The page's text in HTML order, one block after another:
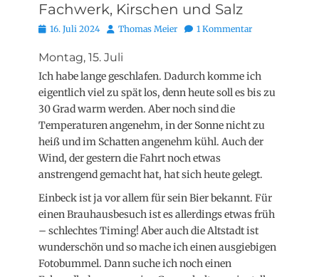
Fachwerk, Kirschen und Salz
Posted
16. Juli 2024 AutorThomas Meier 1 Kommentar
Montag, 15. Juli
Ich habe lange geschlafen. Dadurch komme ich
eigentlich viel zu spät los, denn heute soll es bis zu
30 Grad warm werden. Aber noch sind die
Temperaturen angenehm, in der Sonne nicht zu
heiß und im Schatten angenehm kühl. Auch der
Wind, der gestern die Fahrt noch etwas
anstrengend gemacht hat, hat sich heute gelegt.
Einbeck ist ja vor allem für sein Bier bekannt. Für
einen Brauhausbesuch ist es allerdings etwas früh
– schlechtes Timing! Aber auch die Altstadt ist
wunderschön und so mache ich einen ausgiebigen
Fotobummel. Dann suche ich noch einen